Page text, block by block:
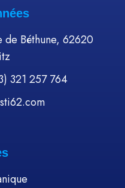
de Béthune, 62620
321 257 764